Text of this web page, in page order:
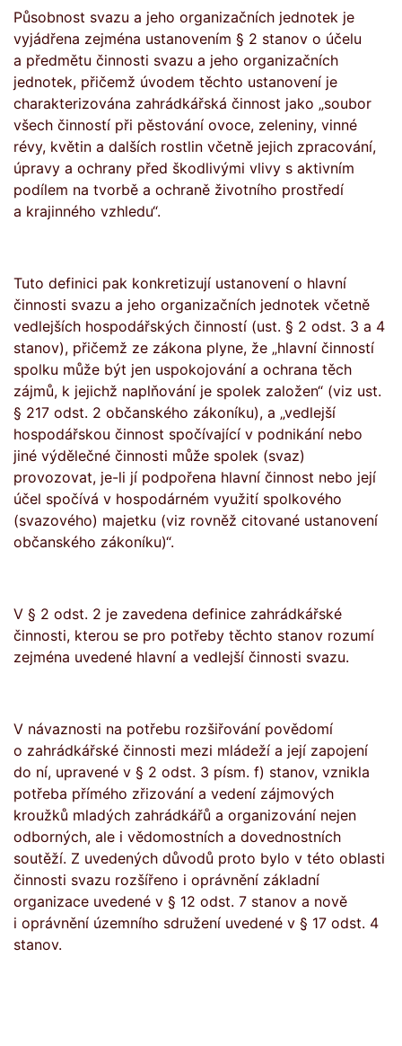
Působnost svazu a jeho organizačních jednotek je
vyjádřena zejména ustanovením § 2 stanov o účelu
a předmětu činnosti svazu a jeho organizačních
jednotek, přičemž úvodem těchto ustanovení je
charakterizována zahrádkářská činnost jako „soubor
všech činností při pěstování ovoce, zeleniny, vinné
révy, květin a dalších rostlin včetně jejich zpracování,
úpravy a ochrany před škodlivými vlivy s aktivním
podílem na tvorbě a ochraně životního prostředí
a krajinného vzhledu“.
Tuto definici pak konkretizují ustanovení o hlavní
činnosti svazu a jeho organizačních jednotek včetně
vedlejších hospodářských činností (ust. § 2 odst. 3 a 4
stanov), přičemž ze zákona plyne, že „hlavní činností
spolku může být jen uspokojování a ochrana těch
zájmů, k jejichž naplňování je spolek založen“ (viz ust.
§ 217 odst. 2 občanského zákoníku), a „vedlejší
hospodářskou činnost spočívající v podnikání nebo
jiné výdělečné činnosti může spolek (svaz)
provozovat, je-li jí podpořena hlavní činnost nebo její
účel spočívá v hospodárném využití spolkového
(svazového) majetku (viz rovněž citované ustanovení
občanského zákoníku)“.
V § 2 odst. 2 je zavedena definice zahrádkářské
činnosti, kterou se pro potřeby těchto stanov rozumí
zejména uvedené hlavní a vedlejší činnosti svazu.
V návaznosti na potřebu rozšiřování povědomí
o zahrádkářské činnosti mezi mládeží a její zapojení
do ní, upravené v § 2 odst. 3 písm. f) stanov, vznikla
potřeba přímého zřizování a vedení zájmových
kroužků mladých zahrádkářů a organizování nejen
odborných, ale i vědomostních a dovednostních
soutěží. Z uvedených důvodů proto bylo v této oblasti
činnosti svazu rozšířeno i oprávnění základní
organizace uvedené v § 12 odst. 7 stanov a nově
i oprávnění územního sdružení uvedené v § 17 odst. 4
stanov.